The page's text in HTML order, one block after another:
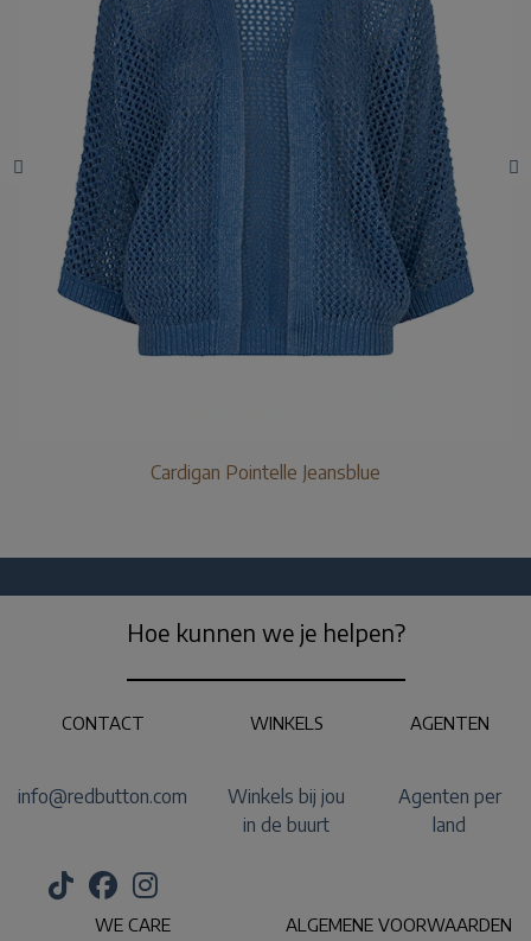
Cardigan Pointelle Jeansblue
Hoe kunnen we je helpen?
CONTACT
info@redbutton.com
WINKELS
Winkels bij jou
in de buurt
AGENTEN
Agenten per
land
WE CARE ALGEMENE VOORWAARDEN